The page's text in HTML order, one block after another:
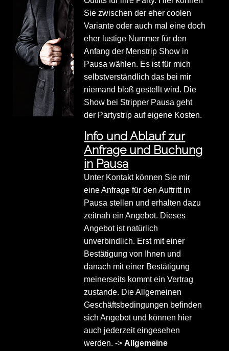
Sie zwischen der eher coolen
Variante oder auch mal eine doch
eher lustige Nummer für den
Anfang der Menstrip Show in
Pausa wählen. Es ist für mich
selbstverständlich das bei mir
niemand bloß gestellt wird. Die
Show bei Stripper Pausa geht
der Partystrip auf eigene Kosten.
Info und Ablauf zur
Anfrage und Buchung
in Pausa
Unter Kontakt können Sie mir
eine Anfrage für den Auftritt in
Pausa stellen und erhalten dazu
zeitnah ein Angebot. Dieses
Angebot ist natürlich
unverbindlich. Erst mit einer
Bestätigung von Ihnen und
danach mit einer Bestätigung
meinerseits kommt ein Vertrag
zustande. Die Allgemeinen
Geschäftsbedingungen befinden
sich Angebot und können hier
auch jederzeit eingesehen
werden. ->Allgemeine